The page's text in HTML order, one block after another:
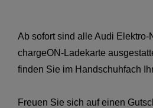
Ab sofort sind alle Audi Elektro-
chargeON-Ladekarte
finden Sie im Handschuhfach
Freuen Sie sich auf einen